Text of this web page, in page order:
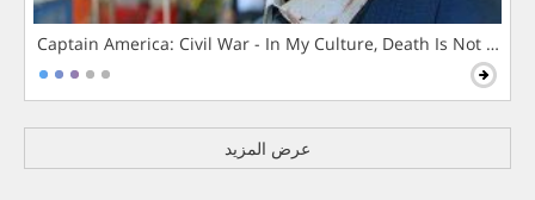
Captain America: Civil War - In My Culture, Death Is Not The
عرض المزيد